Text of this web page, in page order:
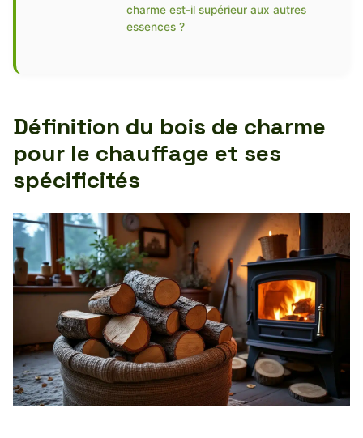
charme est-il supérieur aux autres
essences ?
Définition du bois de charme
pour le chauffage et ses
spécificités